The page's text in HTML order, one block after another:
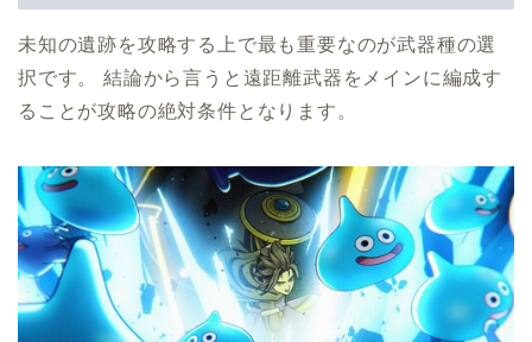
未知の遺跡を攻略する上で最も重要なのが武器種の選
択です。 結論から言うと遠距離武器をメインに編成す
ることが攻略の絶対条件となります。